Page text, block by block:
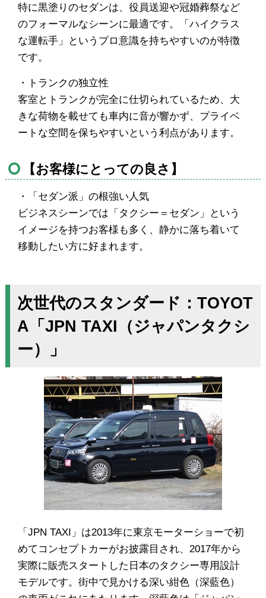
特に黒塗りのセダンは、役員送迎や冠婚葬祭など
のフォーマルなシーンに最適です。「ハイクラス
な運転手」というプロ意識を持ちやすいのが特徴
です。
・トランクの独立性
客室とトランクが完全に仕切られているため、大
きな荷物を載せても車内に音が響かず、プライベ
ートな空間を保ちやすいという利点があります。
【お客様にとっての良さ】
・「セダン派」の根強い人気
ビジネスシーンでは「タクシー＝セダン」という
イメージを持つお客様も多く、静かに落ち着いて
移動したい方に好まれます。
次世代のスタンダード：TOYOT
A「JPN TAXI（ジャパンタクシ
ー）」
「JPN TAXI」は2013年に東京モーターショーで初
めてコンセプトカーがお披露目され、2017年から
実際に販売スタートした日本のタクシー専用設計
モデルです。街中で見かける深い紺色（深藍色）